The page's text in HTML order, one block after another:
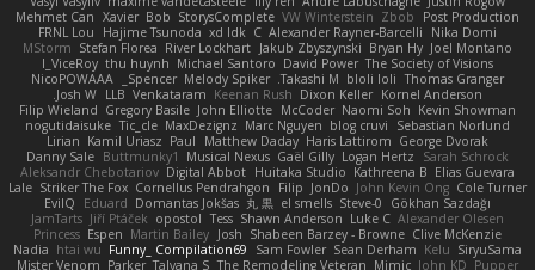
Post Production
Zbob
VW Winterstein
StorysComplete
Bob
Xavier
Mehmet Can
Nika Domi
Alexander Rayner-Barcelli
C
xd Idk
Hajime Tsunoda
FRNL Lou
Joel Montano
Bryan Hy
Jakub Zbyszynski
River Lockhart
Stefan Florea
MStorm
The Society of Visions
David Power
Michael Santoro
thu huynh
I_ViceRoy
Thomas Granger
bloli loli
Takashi M.
Melody Spiker
Spencer_
NicoPOWAAA
Kornel Anderson
Dixon Keller
Keenan Rush
Venkataram
LLB
Josh W.
Kevin Showman
Naomi Soh
McCoder
John Elliotte
Gregory Basile
Filip Wieland
Sebastian Norlund
blog cruvi
Marc Nguyen
MaxDezignz
Tic_cle
nogutidaisuke
George Dvorak
Haris Lattirom
Matthew Daday
Paul
Kamil Uriasz
Lirian
Sarah Schrock
Logan Hertz
Gaël Gilly
Musical Nexus
Buttmunky1
Danny Sale
Elias Guevara
Kathreena B
Huitaka Studio
Digital Abbot
Aleksandr Chebotariov
Cole Turner
John Kevin Ong
JonDo
Filip
Cornellus Pendrahgon
Striker The Fox
Lale
Gökhan Sazdağı
Steve-0
el smells
丸 黒
Domantas Jokšas
Eduard
EvilQ
Alexander Olesen
Luke C
Shawn Anderson
Tess
opostol
Jiří Ptáček
JamTarts
Clive McKenzie
Shabeen Barzey - Browne
Josh
Martin Bailey
Espen
Princess
SiryuSama
Kelu
Sean Derham
Sam Fowler
Funny_ Compilation69
htai wu
Nadia
Pupper
John KD
Mimic
The Remodeling Veteran
Talyana S
Parker
Mister Venom